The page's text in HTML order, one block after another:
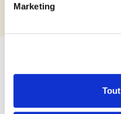
Marketing
VOUS